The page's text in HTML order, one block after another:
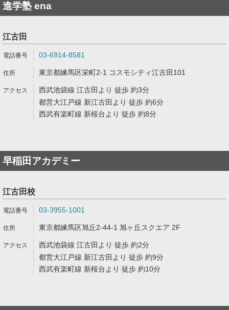
進学塾 ena
江古田
03-6914-8581
東京都練馬区栄町2-1 コスモシティ江古田101
西武池袋線 江古田より 徒歩 約3分
都営大江戸線 新江古田より 徒歩 約6分
西武有楽町線 新桜台より 徒歩 約8分
早稲田アカデミー
江古田校
03-3955-1001
東京都練馬区旭丘2-44-1 旭ヶ丘スクエア 2F
西武池袋線 江古田より 徒歩 約2分
都営大江戸線 新江古田より 徒歩 約9分
西武有楽町線 新桜台より 徒歩 約10分